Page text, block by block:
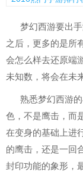
梦幻西游要出
之后，更多的是所
会怎么样去还原端
未知数，将会在未
熟悉梦幻西游
色，不是鹰击，而
在变身的基础上进
的鹰击，还是一回
封印功能的象形，